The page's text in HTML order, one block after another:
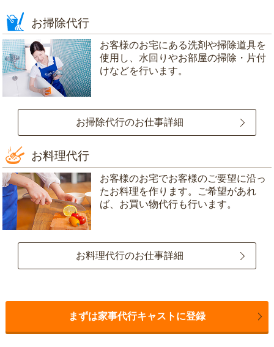
お掃除代行
お客様のお宅にある洗剤や掃除道具を
使用し、水回りやお部屋の掃除・片付
けなどを行います。
お掃除代行のお仕事詳細
お料理代行
お客様のお宅でお客様のご要望に沿っ
たお料理を作ります。ご希望があれ
ば、お買い物代行も行います。
お料理代行のお仕事詳細
まずは家事代行キャストに登録